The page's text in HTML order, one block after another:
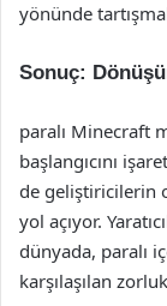
yönünde
Sonuç:
paralı Minecraft
başlangıcını
de geliştiricilerin
yol açıyor.
dünyada, paralı
karşılaşılan